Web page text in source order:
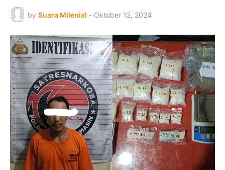
by Suara Milenial - Oktober 12, 2024